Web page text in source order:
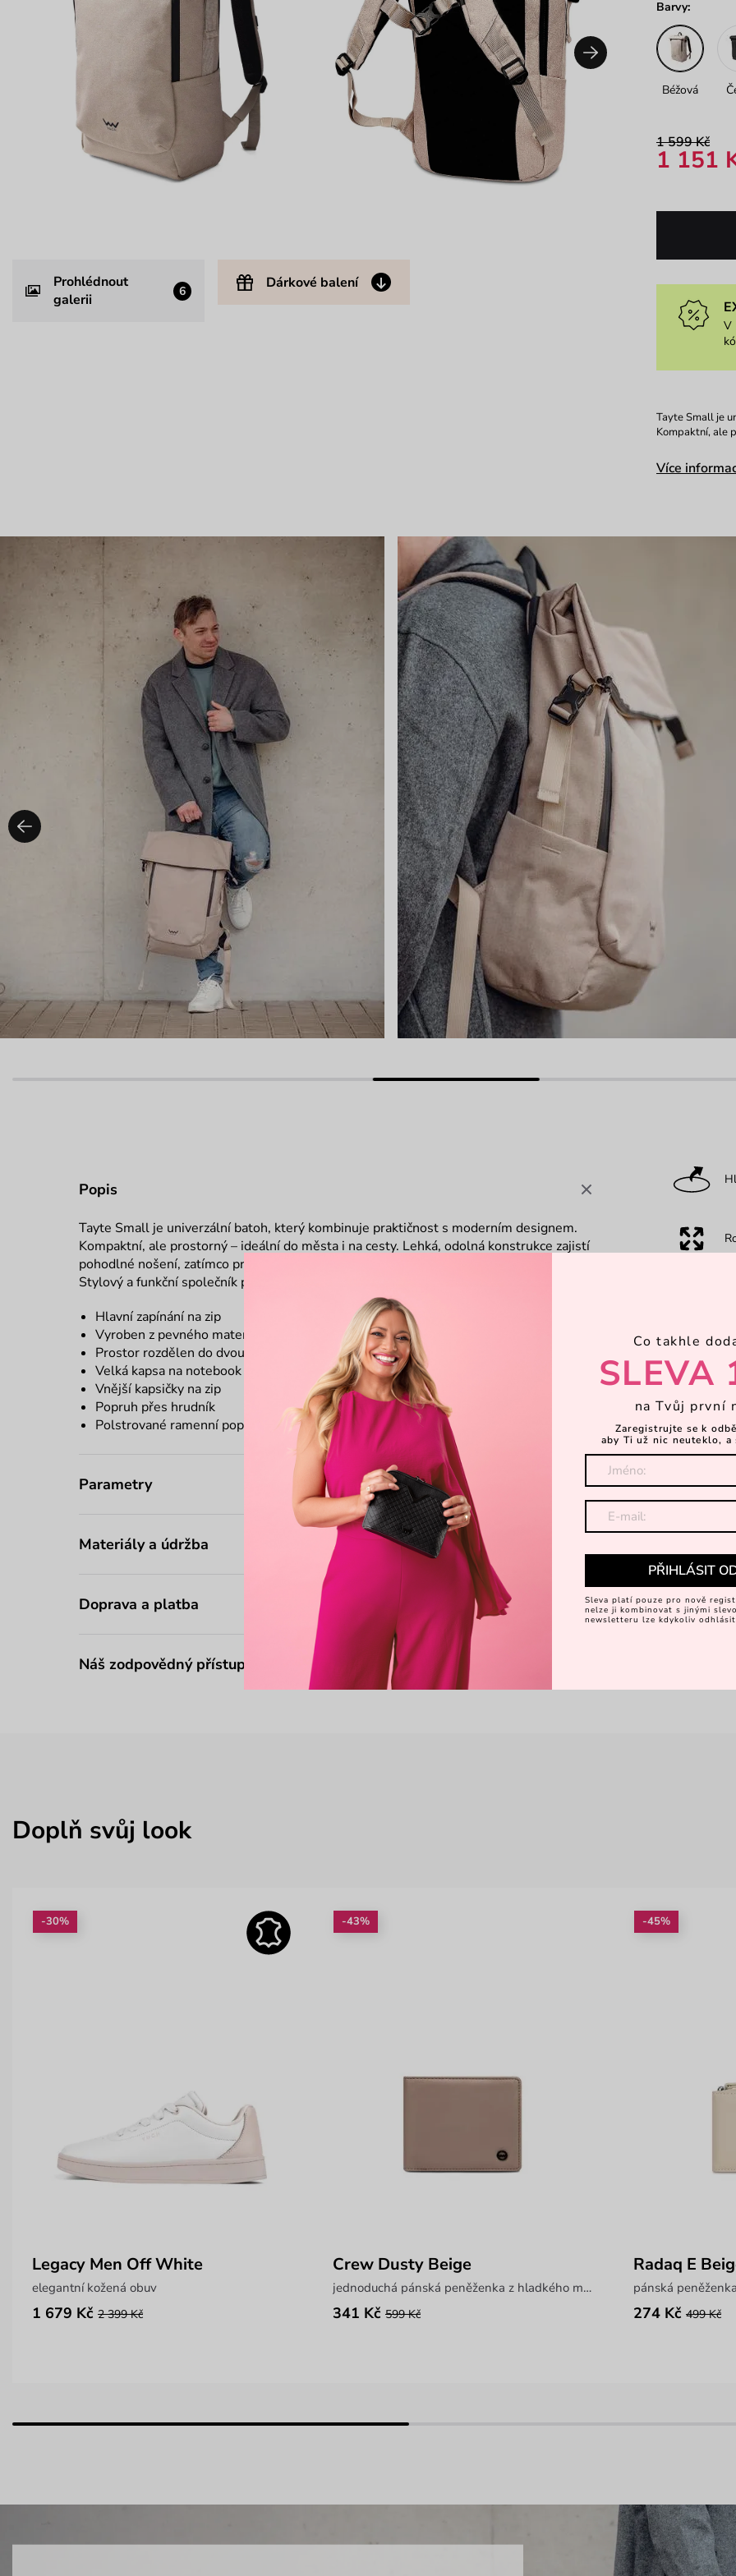
Prohlédnout
galerii
6 Dárkové balení
Barvy:
Béžová
1 599 Kč
1 151
V
Tayte Small je
Kompaktní, ale
Více
Popis
Tayte Small je univerzální batoh, který kombinuje praktičnost s moderním designem.
Kompaktní, ale prostorný – ideální do města i na cesty. Lehká, odolná konstrukce zajistí
pohodlné nošení, zatímco promyšlené uspořádání kapes ti pomůže udržet pořádek.
Stylový a funkční společník pro každodenní dobrodružství.
Hlavní zapínání na zip
Vyroben z pevného materiálu
Prostor rozdělen do dvou kapes
Velká kapsa na notebook
Vnější kapsičky na zip
Popruh přes hrudník
Polstrované ramenní popruhy a záda pro pohodlné nošení
Parametry
Materiály a údržba
Doprava a platba
Náš zodpovědný přístup
Doplň svůj look
-30%
Legacy Men Off White
elegantní kožená obuv
1 679 Kč 2 399 Kč
-43%
Crew Dusty Beige
jednoduchá pánská peněženka z hladkého materiálu
341 Kč 599 Kč
-45%
Radaq E
pánská
274 Kč 499 Kč
Co takhle
SLEVA
na Tvůj první
Zaregistrujte se k
aby Ti už nic neuteklo, a
PŘIHLÁSIT
Sleva platí pouze pro nově
nelze ji kombinovat s jinými
newsletteru lze kdykoliv